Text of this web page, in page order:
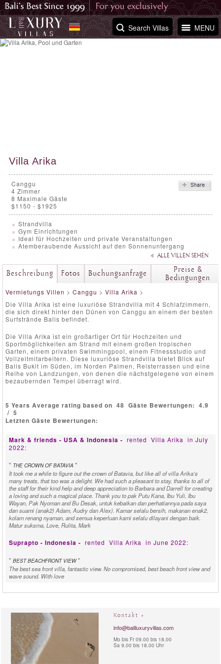
MENU
Search Villas
Villa Arika
Canggu
4 Zimmer
8 Maximale Gäste
$1150 - $1925
Strandvilla
Gym Einrichtungen
Ideal für Hochzeiten und private Veranstaltungen
Atemberaubende Aussicht auf den Sonnenuntergang
ALLE VILLEN SEHEN
Beschreibung Fotos Buchungsanfrage
Preise &
Bedingungen
Vermietungs Villen > Canggu > Villa Arika >
Die Villa Arika ist eine luxuriöse Strandvilla mit 4 Schlafzimmern,
die sich direkt hinter den Dünen von Canggu an einem der besten
Surfstrände Balis befindet.
Die Villa Arika ist ein großartiger Ort für Hochzeiten und
Sportmöglichkeiten am Strand mit einem großen tropischen
Garten, einem privaten Swimmingpool, einem Fitnessstudio und
Vollzeitmitarbeitern. Diese luxuriöse Strandvilla bietet Blick auf
Balis Bukit im Süden, im Norden Palmen, Reisterrassen und eine
Reihe von Landzungen, von denen die nächstgelegene von einem
bezaubernden Tempel überragt wird.
5 Years Average rating based on 48 Gäste Bewertungen: 4.9
/ 5
Letzten Gäste Bewertungen:
Mark & friends - USA & Indonesia - rented Villa Arika in July
2022:
" THE CROWN OF BATAVIA "
It took me a while to figure out the crown of Batavia, but like all of villa Arika’s
many treats, that too was a delight. We had such a pleasant to stay, thanks to all of
the staff for their kind help and deep appreciation to Barbara and Darrell for creating
a loving and such a magical place. Thank you to pak Putu Kana, Ibu Yuli, Ibu
Wayan, Pak Nyoman and Bu Desak, untuk kebaikan dan perhatiannya pada saya
dan suami (anak2) Adam, Audry dan Alex). Kamar selalu bersih, makanan enak2,
kolam renang nyaman, and semua keperluan kami selalu dilayani dengan baik.
Matur suksma, Love, Rulita, Mark
Suprapto - Indonesia - rented Villa Arika in June 2022:
" BEST BEACHFRONT VIEW"
The best sea front villa, fantastic view. No compromised, best beach front view and
wave sound. With love
Mark & Melinda - Australia -rentedVilla Arika in May 2022:
"NOTHING SHORT OF INCREDIBLE"
Thank you so very much for a beautiful family week. We had a special time, the
villa, its location, the ground, all of the space is nothing short of incredible. We
were so spoiled by many meals here in the villa. Yuli is just an amazing chef.
Thank you !
Hannah & Blanco N. - New Zealand -
Kontakt »
info@baliluxuryvillas.com
Mo bis Fr 09.00 bis 18.00
Sa 9.00 bis 18.00 Uhr